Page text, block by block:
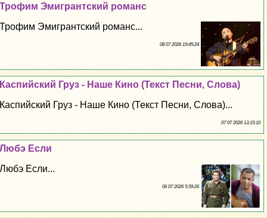
Трофим Эмигрантский романс
Трофим Эмигрантский романс...
08 07 2026 19:45:24
Каспийский Груз - Наше Кино (Текст Песни, Слова)
Каспийский Груз - Наше Кино (Текст Песни, Слова)...
07 07 2026 13:15:10
Любэ Если
Любэ Если...
06 07 2026 5:59:26